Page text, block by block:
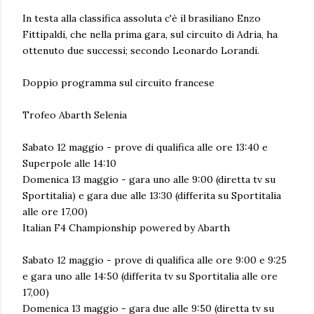
In testa alla classifica assoluta c'è il brasiliano Enzo
Fittipaldi, che nella prima gara, sul circuito di Adria, ha
ottenuto due successi; secondo Leonardo Lorandi.
Doppio programma sul circuito francese
Trofeo Abarth Selenia
Sabato 12 maggio - prove di qualifica alle ore 13:40 e
Superpole alle 14:10
Domenica 13 maggio - gara uno alle 9:00 (diretta tv su
Sportitalia) e gara due alle 13:30 (differita su Sportitalia
alle ore 17,00)
Italian F4 Championship powered by Abarth
Sabato 12 maggio - prove di qualifica alle ore 9:00 e 9:25
e gara uno alle 14:50 (differita tv su Sportitalia alle ore
17,00)
Domenica 13 maggio - gara due alle 9:50 (diretta tv su